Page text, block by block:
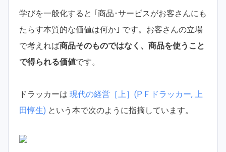
学びを一般化すると ｢商品･サービスがお客さんにも
たらす本質的な価値は何か｣ です。お客さんの立場
で考えれば商品そのものではなく、商品を使うこと
で得られる価値です。
ドラッカーは 現代の経営［上］(P F ドラッカー, 上
田惇生) という本で次のように指摘しています。